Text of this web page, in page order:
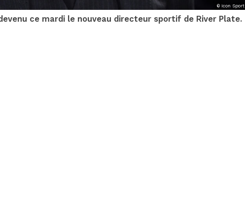
© Icon Sport
ce mardi le nouveau directeur sportif de River Plate.